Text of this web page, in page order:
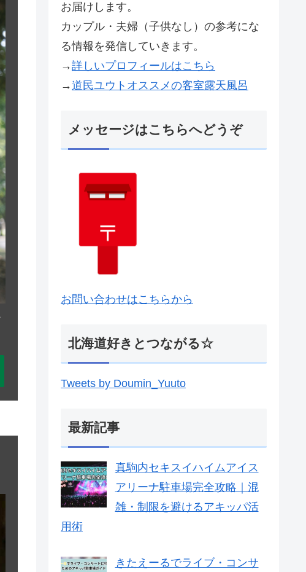
お届けします。
カップル・夫婦（子供なし）の参考にな
る情報を発信していきます。
→詳しいプロフィールはこちら
→道民ユウトオススメの客室露天風呂
メッセージはこちらへどうぞ
お問い合わせはこちらから
北海道好きとつながる☆
Tweets by Doumin_Yuuto
最新記事
真駒内セキスイハイムアイス
アリーナ駐車場完全攻略｜混
雑・制限を避けるアキッパ活
用術
きたえーるでライブ・コンサ